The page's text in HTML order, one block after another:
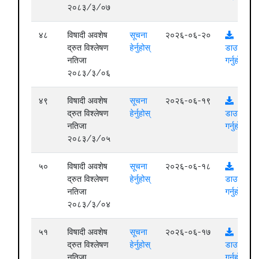
२०८३/३/०७
४८
विषादी अवशेष
द्रुत विश्लेषण
नतिजा
२०८३/३/०६
सूचना
हेर्नुहोस्
२०२६-०६-२०
डाउनलोड
गर्नुहोस्
४९
विषादी अवशेष
द्रुत विश्लेषण
नतिजा
२०८३/३/०५
सूचना
हेर्नुहोस्
२०२६-०६-१९
डाउनलोड
गर्नुहोस्
५०
विषादी अवशेष
द्रुत विश्लेषण
नतिजा
२०८३/३/०४
सूचना
हेर्नुहोस्
२०२६-०६-१८
डाउनलोड
गर्नुहोस्
५१
विषादी अवशेष
द्रुत विश्लेषण
सूचना
हेर्नुहोस्
२०२६-०६-१७
डाउनलोड